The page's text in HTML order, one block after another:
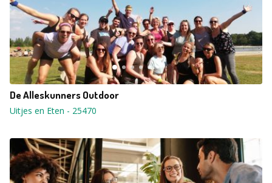
De Alleskunners Outdoor
Uitjes en Eten - 25470